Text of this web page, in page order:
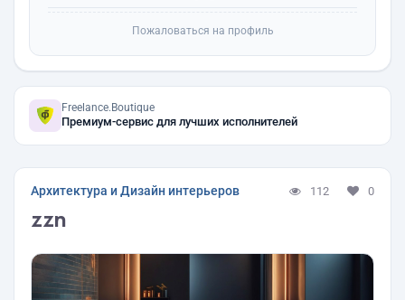
Пожаловаться на профиль
Freelance.Boutique
Премиум-сервис для лучших исполнителей
Архитектура и Дизайн интерьеров 112 0
zzn